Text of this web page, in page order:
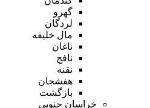
گهرو
لردگان
مال خلیفه
ناغان
نافچ
نقنه
هفشجان
بازگشت
خراسان جنوبی